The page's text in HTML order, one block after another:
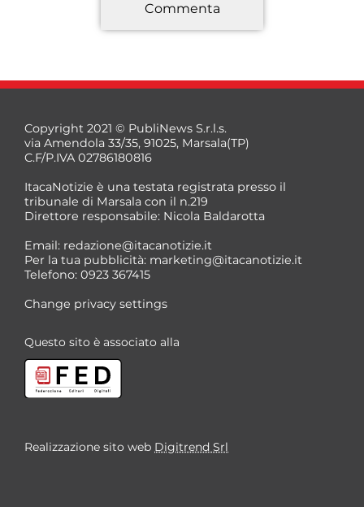
*
*
Commenta
Copyright 2021 © PubliNews S.r.l.s.
via Amendola 33/35, 91025, Marsala(TP)
C.F/P.IVA 02786180816
ItacaNotizie è una testata registrata presso il
tribunale di Marsala con il n.219
Direttore responsabile: Nicola Baldarotta
Email: redazione@itacanotizie.it
Per la tua pubblicità: marketing@itacanotizie.it
Telefono: 0923 367415
Change privacy settings
Questo sito è associato alla
Realizzazione sito web Digitrend Srl